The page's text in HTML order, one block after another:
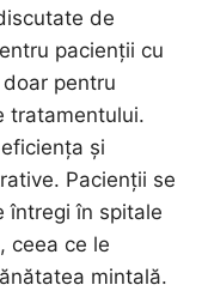
de
pacienții cu
pentru
tratamentului.
și
Pacienții se
întregi în spitale
ceea ce le
mintală.